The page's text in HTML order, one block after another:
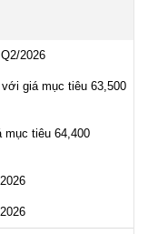
2026
giá mục tiêu 63,500
mục tiêu 64,400